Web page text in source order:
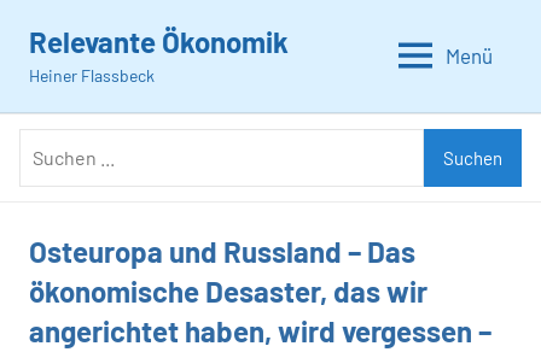
Inhalt
springen
Relevante Ökonomik
Heiner Flassbeck
Menü
Suchen
Allgemein
Osteuropa und Russland – Das
ökonomische Desaster, das wir
angerichtet haben, wird vergessen –